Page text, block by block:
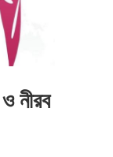
নীরব